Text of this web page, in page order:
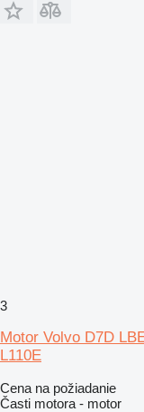
3
Motor Volvo D7D
L110E
Cena na požiadanie
Časti motora - motor